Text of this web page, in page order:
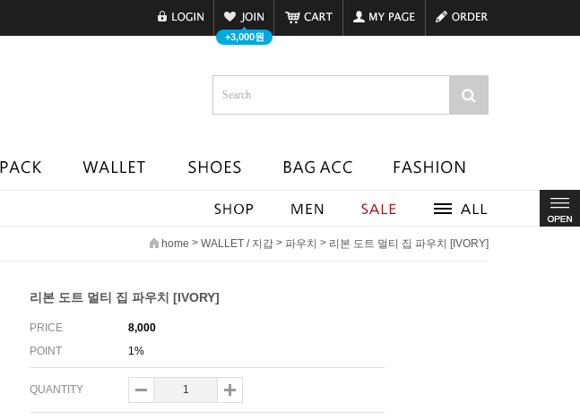
+3,000원
home > WALLET / 지갑 > 파우치 > 리본 도트 멀티 집 파우치 [IVORY]
리본 도트 멀티 집 파우치 [IVORY]
PRICE
8,000
POINT
1%
QUANTITY